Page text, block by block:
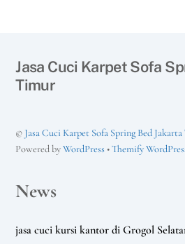
Jasa Cuci Karpet Sofa
Timur
© Jasa Cuci Karpet Sofa Spring Bed
Powered byWordPress •Themify
News
jasa cuci kursi kantor di Grogol